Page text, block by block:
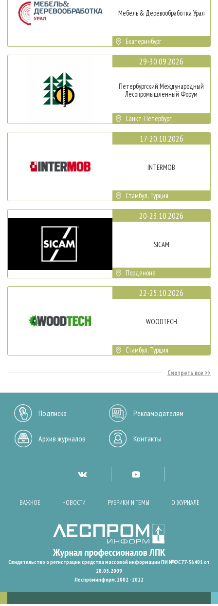
Мебель & Деревообработка Урал
Екатеринбург
29-30.09.2026
Петербургский Международный
Лесопромышленный Форум
Санкт-Петербург
17-20.10.2026
INTERMOB
Стамбул, Турция
20-23.10.2026
SICAM
Порденоне
22-25.10.2026
WOODTECH
Стамбул, Турция
Смотреть все
Подписка Рекламодателям
Архив журналов Контакты
ВАЖНОЕ НОВОСТИ РУБРИКИ И ТЕМЫ О ЖУРНАЛЕ
Свидетельство о регистрации средства массовой информации ПИ №ФС77-36401 от
28.05.2009
Леспроминформ. 2002 - 2022